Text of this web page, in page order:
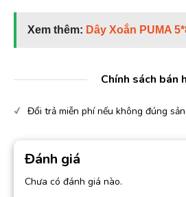
Xem thêm: Dây Xoắn PUMA
Chính sách bán
Đổi trả miễn phí nếu không đúng
Đánh giá
Chưa có đánh giá nào.